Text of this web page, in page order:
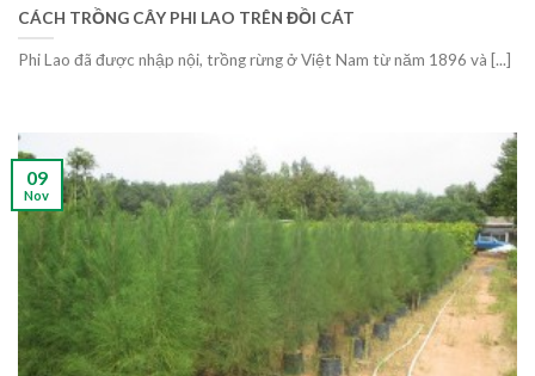
CÁCH TRỒNG CÂY PHI LAO TRÊN ĐỒI CÁT
Phi Lao đã được nhập nội, trồng rừng ở Việt Nam từ năm 1896 và [...]
09
Nov